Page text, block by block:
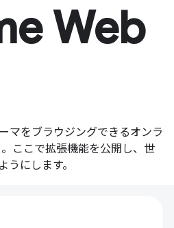
Web
マをブラウジングできるオンラ
ここで拡張機能を公開し、世
うにします。